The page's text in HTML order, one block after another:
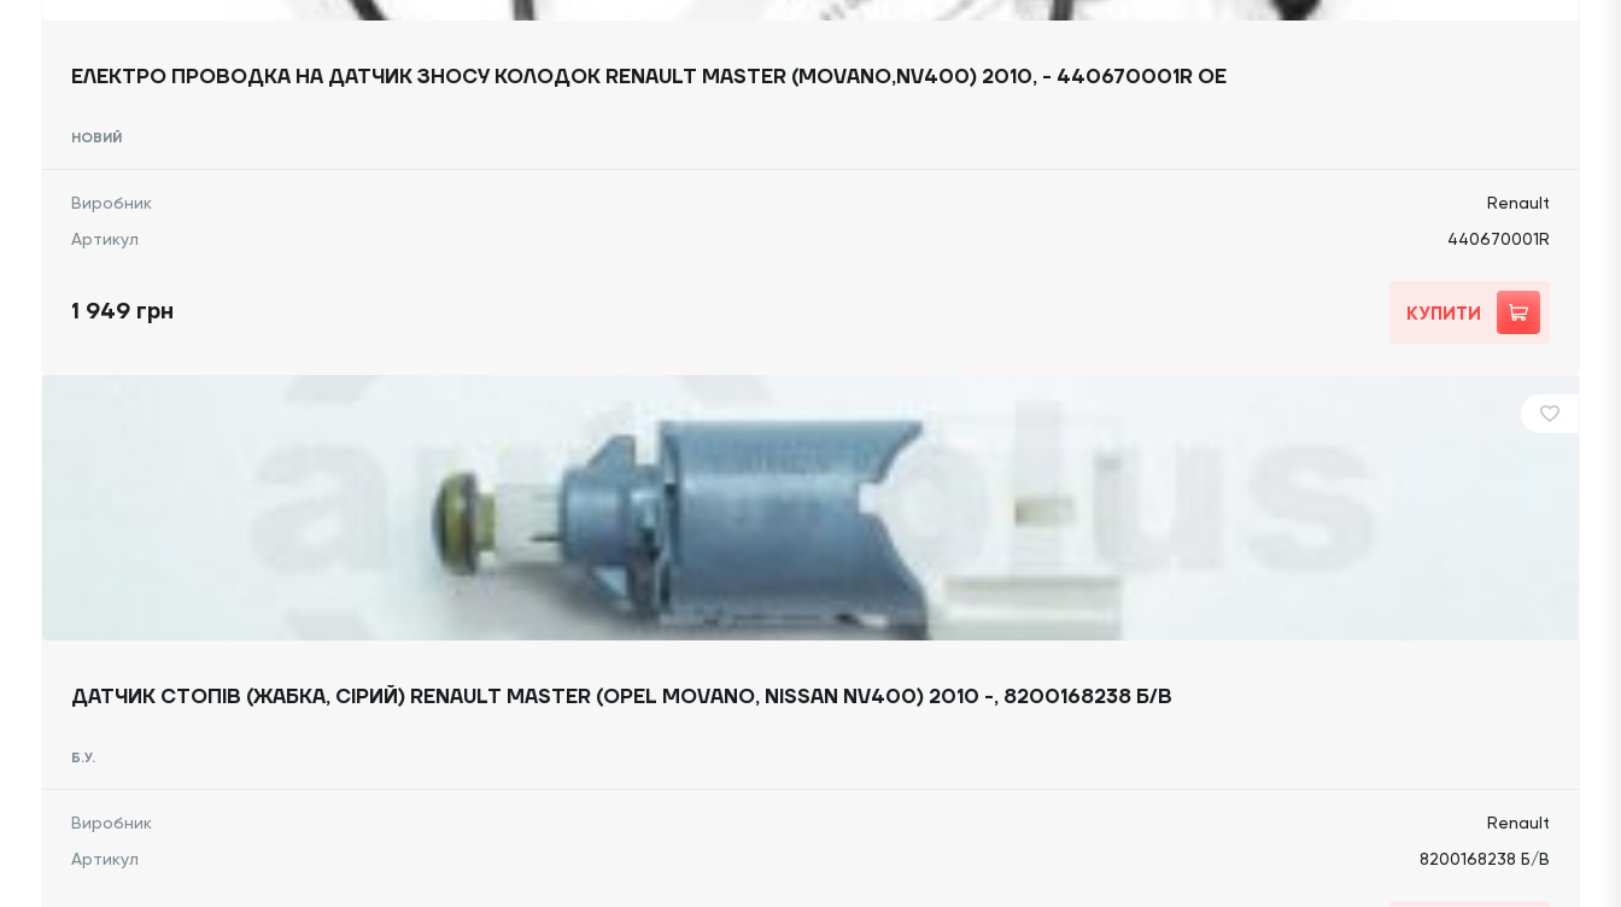
ЕЛЕКТРО ПРОВОДКА НА ДАТЧИК ЗНОСУ КОЛОДОК RENAULT MASTER (MOVANO,NV400) 2010, - 440670001R OE
НОВИЙ
Виробник
Renault
Артикул
440670001R
1 949 грн КУПИТИ
ДАТЧИК СТОПІВ (ЖАБКА, СІРИЙ) RENAULT MASTER (OPEL MOVANO, NISSAN NV400) 2010 -, 8200168238 Б/В
Б.У.
Виробник
Renault
Артикул
8200168238 Б/В